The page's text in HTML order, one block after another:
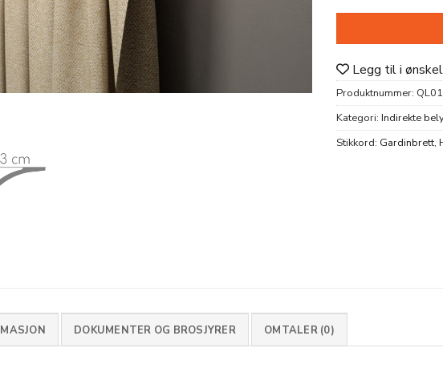
Legg til i
Produktnummer:
Kategori: Indirekte
Stikkord: Gardinbrett,
DOKUMENTER OG BROSJYRER OMTALER (0)